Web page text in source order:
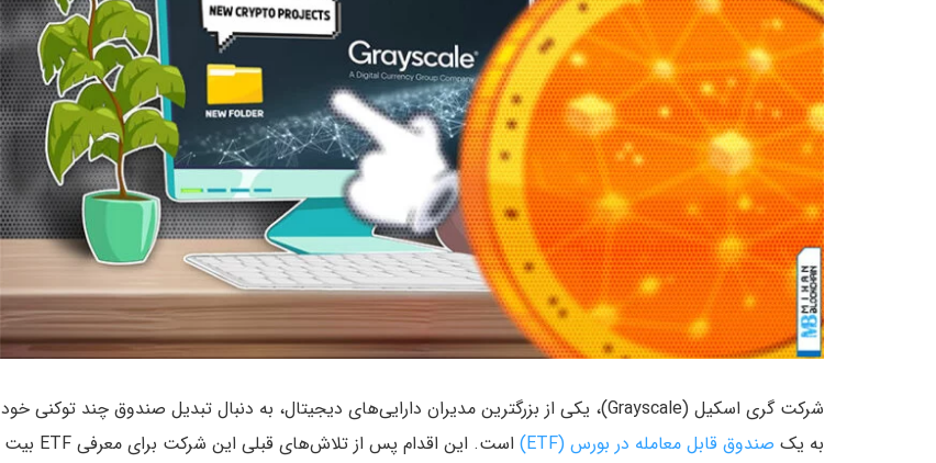
شرکت گری‌ اسکیل (Grayscale)، یکی از بزرگترین مدیران دارایی‌های دیجیتال، به دنبال تبدیل صندوق چند‌ توکنی خود
به یک صندوق قابل معامله در بورس (ETF)
است. این اقدام پس از تلاش‌های قبلی این شرکت برای معرفی ETF بیت‌